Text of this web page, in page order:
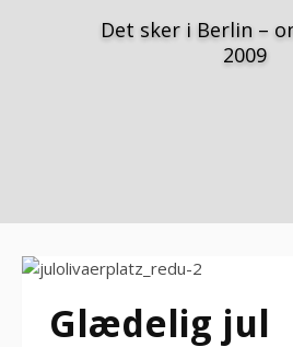
Det sker i Berlin –
2009
Glædelig jul